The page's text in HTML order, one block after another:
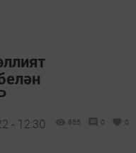
- 12:30 855 0 0